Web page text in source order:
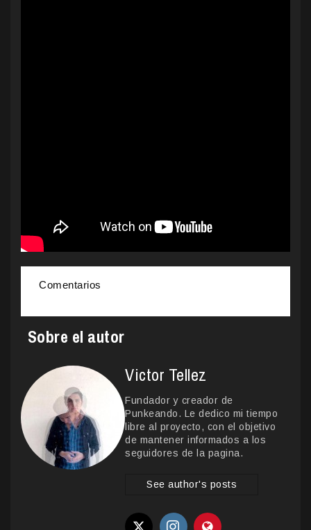
Comentarios
Sobre el autor
Victor Tellez
Fundador y creador de
Punkeando. Le dedico mi tiempo
libre al proyecto, con el objetivo
de mantener informados a los
seguidores de la pagina.
See author's posts